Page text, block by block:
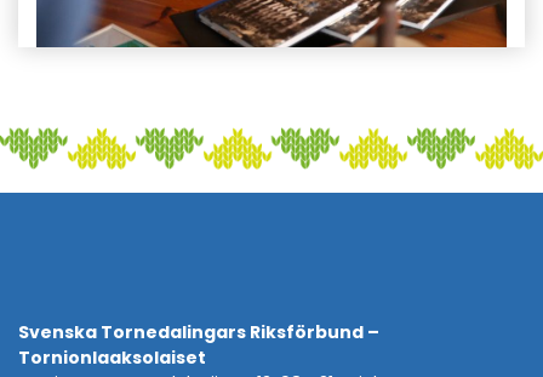
Svenska Tornedalingars Riksförbund –
Tornionlaaksolaiset